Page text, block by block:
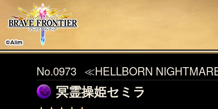
No.0973 ≪HELLBORN
冥霊操姫セミラ